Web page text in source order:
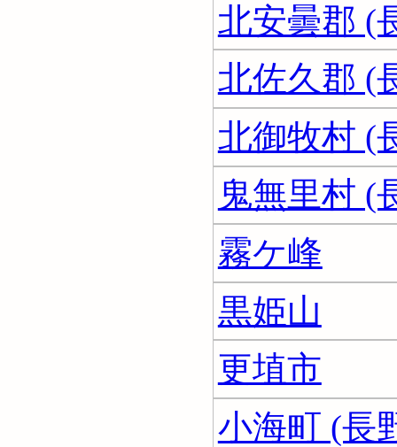
北安曇郡 (
北佐久郡 (
北御牧村 (
鬼無里村 (
霧ケ峰
黒姫山
更埴市
小海町 (長